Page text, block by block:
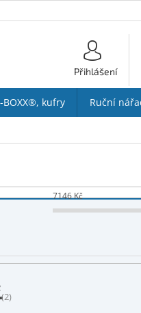
Přihlášení
BOXX®, kufry Ruční
7146Kč
2